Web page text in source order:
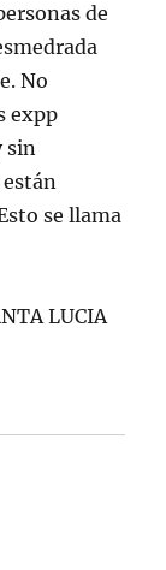
de
No
expp
sin
se llama
LUCIA